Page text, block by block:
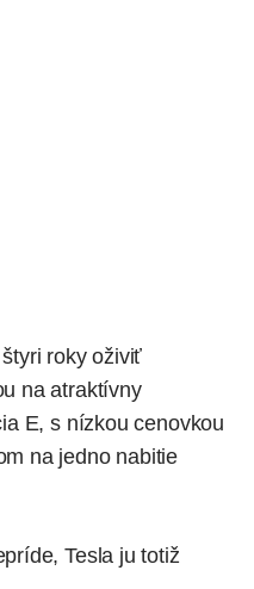
roky oživiť
na atraktívny
E, s nízkou cenovkou
na jedno nabitie
Tesla ju totiž